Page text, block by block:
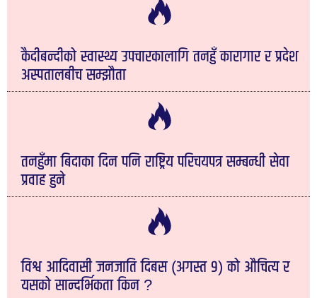
कैदीबन्दीको स्वास्थ्य उपचारकालागि तनहुँ कारागार र प्रदेश
अस्पतालबीच सम्झौता
तनहुँमा बिदाका दिन पनि राष्ट्रिय परिचयपत्र सम्बन्धी सेवा
प्रवाह हुने
विश्व आदिवासी जनजाति दिबस (अगस्त ९) को औचित्य र
यसको सान्दर्भिकता किन ?